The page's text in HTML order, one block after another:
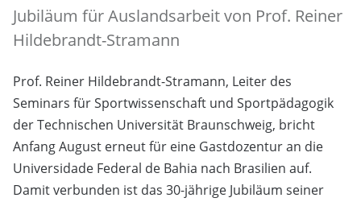
Jubiläum für Auslandsarbeit von Prof. Reiner
Hildebrandt-Stramann
Prof. Reiner Hildebrandt-Stramann, Leiter des
Seminars für Sportwissenschaft und Sportpädagogik
der Technischen Universität Braunschweig, bricht
Anfang August erneut für eine Gastdozentur an die
Universidade Federal de Bahia nach Brasilien auf.
Damit verbunden ist das 30-jährige Jubiläum seiner